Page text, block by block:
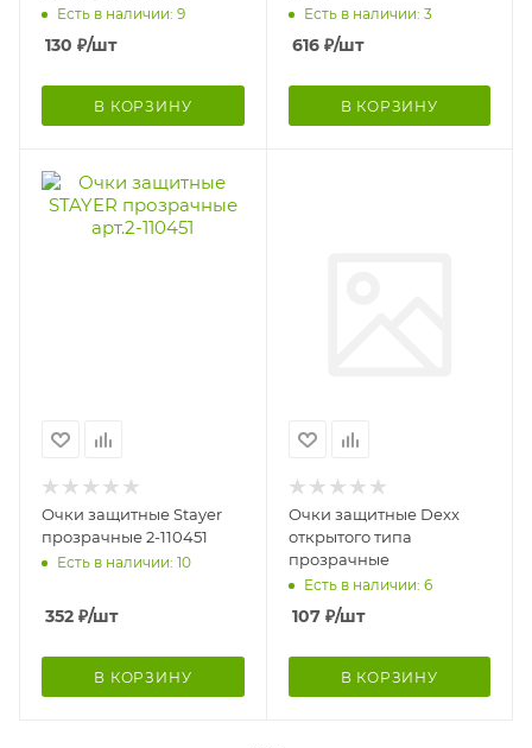
Есть в наличии: 9
130 ₽/шт
В КОРЗИНУ
Есть в наличии: 3
616₽/шт
В КОРЗИНУ
Очки защитные Stayer
прозрачные 2-110451
Есть в наличии: 10
352 ₽/шт
В КОРЗИНУ
Очки защитные Dexx
открытого типа
прозрачные
Есть в наличии: 6
107₽/шт
В КОРЗИНУ